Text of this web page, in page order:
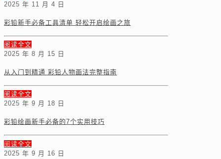
2025 年 11 月 4 日
彩铅新手必备工具清单 轻松开启绘画之旅
阅读全文
2025 年 8 月 15 日
从入门到精通 彩铅人物画法完整指南
阅读全文
2025 年 9 月 18 日
彩铅绘画新手必备的7个实用技巧
阅读全文
2025 年 9 月 16 日